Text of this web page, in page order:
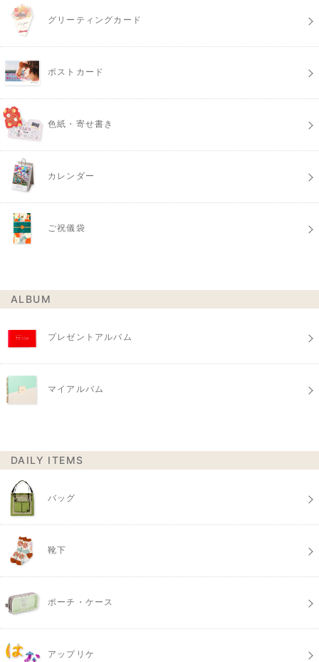
グリーティングカード
ポストカード
色紙・寄せ書き
カレンダー
ご祝儀袋
ALBUM
プレゼントアルバム
マイアルバム
DAILY ITEMS
バッグ
靴下
ポーチ・ケース
アップリケ